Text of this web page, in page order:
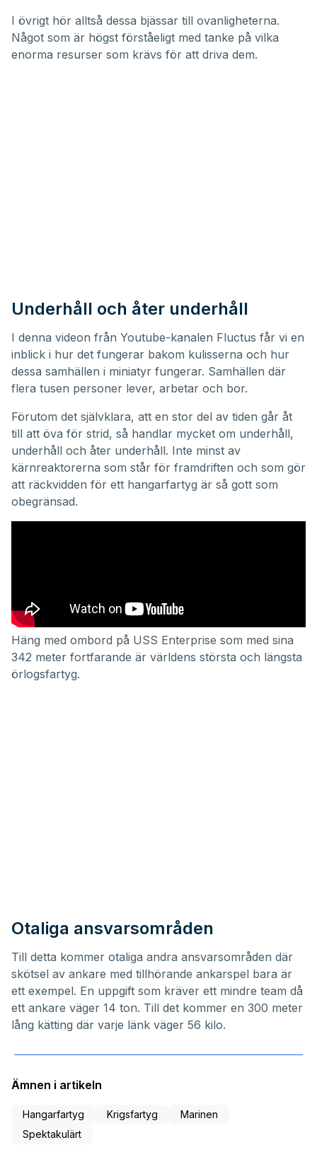
I övrigt hör alltså dessa bjässar till ovanligheterna.
Något som är högst förståeligt med tanke på vilka
enorma resurser som krävs för att driva dem.
Underhåll och åter underhåll
I denna videon från Youtube-kanalen Fluctus får vi en
inblick i hur det fungerar bakom kulisserna och hur
dessa samhällen i miniatyr fungerar. Samhällen där
flera tusen personer lever, arbetar och bor.
Förutom det självklara, att en stor del av tiden går åt
till att öva för strid, så handlar mycket om underhåll,
underhåll och åter underhåll. Inte minst av
kärnreaktorerna som står för framdriften och som gör
att räckvidden för ett hangarfartyg är så gott som
obegränsad.
Häng med ombord på USS Enterprise som med sina
342 meter fortfarande är världens största och längsta
örlogsfartyg.
Otaliga ansvarsområden
Till detta kommer otaliga andra ansvarsområden där
skötsel av ankare med tillhörande ankarspel bara är
ett exempel. En uppgift som kräver ett mindre team då
ett ankare väger 14 ton. Till det kommer en 300 meter
lång kätting där varje länk väger 56 kilo.
Ämnen i artikeln
Hangarfartyg Krigsfartyg
Marinen
Spektakulärt